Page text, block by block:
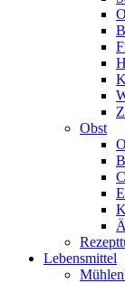
Obst
Lebensmittel